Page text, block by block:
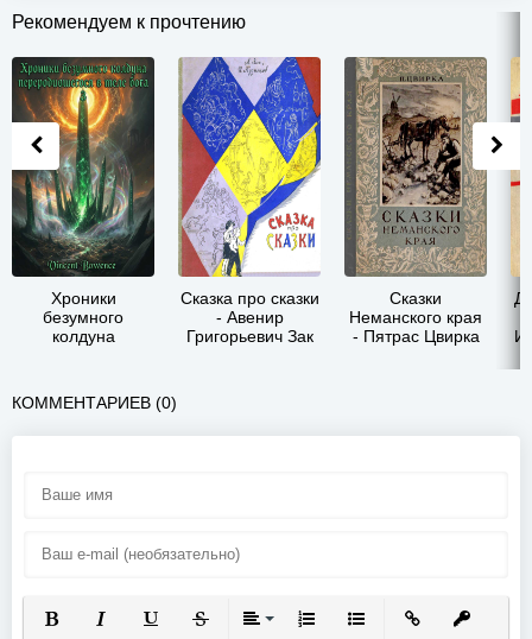
Рекомендуем к прочтению
Хроники
безумного
колдуна
Vincent Bowence
Сказка про сказки
- Авенир
Григорьевич Зак
Сказки
Неманского края
- Пятрас Цвирка
КОММЕНТАРИЕВ (0)